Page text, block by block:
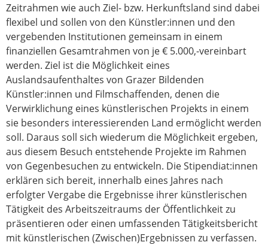
Zeitrahmen wie auch Ziel- bzw. Herkunftsland sind dabei
flexibel und sollen von den Künstler:innen und den
vergebenden Institutionen gemeinsam in einem
finanziellen Gesamtrahmen von je € 5.000,-vereinbart
werden. Ziel ist die Möglichkeit eines
Auslandsaufenthaltes von Grazer Bildenden
Künstler:innen und Filmschaffenden, denen die
Verwirklichung eines künstlerischen Projekts in einem
sie besonders interessierenden Land ermöglicht werden
soll. Daraus soll sich wiederum die Möglichkeit ergeben,
aus diesem Besuch entstehende Projekte im Rahmen
von Gegenbesuchen zu entwickeln. Die Stipendiat:innen
erklären sich bereit, innerhalb eines Jahres nach
erfolgter Vergabe die Ergebnisse ihrer künstlerischen
Tätigkeit des Arbeitszeitraums der Öffentlichkeit zu
präsentieren oder einen umfassenden Tätigkeitsbericht
mit künstlerischen (Zwischen)Ergebnissen zu verfassen.